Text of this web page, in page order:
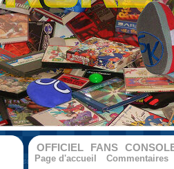
OFFICIEL FANS
Page d'accueil Commentaires